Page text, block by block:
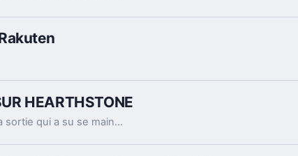
HEARTHSTONE
Le CCG de Blizzard a rencontré un succès indéniable à sa sortie qui a su se maintenir même face à une concurrence de plus en plus rude. Dans de nouveau numéro de Six Easter Eggs Extraordinaires, découvrez toutes les références faites par les développeurs.